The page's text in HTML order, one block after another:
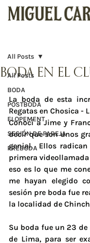
All Posts
BODA
POSTBODA
ELOPEMENT
SESIÓN DE PAREJA
PREBODA
All Posts
BODA EN EL
La boda de esta
Regatas en Chosica -
Conocí a Jime y
decir que son unos
genial.  Ellos
primera
eso es lo que me
me hayan elegido
sesión pre boda fue
la localidad de
Su boda fue un 23
de Lima, para ser